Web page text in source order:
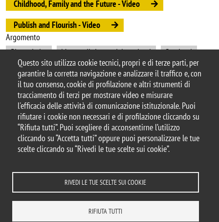
Questo sito utilizza cookie tecnici, propri e di terze parti, per
garantire la corretta navigazione e analizzare il traffico e, con
il tuo consenso, cookie di profilazione e altri strumenti di
tracciamento di terzi per mostrare video e misurare
l'efficacia delle attività di comunicazione istituzionale. Puoi
rifiutare i cookie non necessari e di profilazione cliccando su
“Rifiuta tutti”. Puoi scegliere di acconsentirne l’utilizzo
cliccando su “Accetta tutti” oppure puoi personalizzare le tue
scelte cliccando su “Rivedi le tue scelte sui cookie”.
RIVEDI LE TUE SCELTE SUI COOKIE
RIFIUTA TUTTI
Childhood, Family and the Future - Video
Publish and Flourish - Video
Argomento
Biostatistica
Motore di ricerca dei seminari Seminari
© 2025 Università degli Studi di Milano-Bicocca
Piazza dell'Ateneo Nuovo, 1 - 20126, Milano
Casella PEC:ateneo.bicocca@pec.unimib.it
P.I. 12621570154 |
redazioneweb.dismeq@unimib.it
Note legali Privacy e cookie policy Amministrazione trasparente
Accessibilità